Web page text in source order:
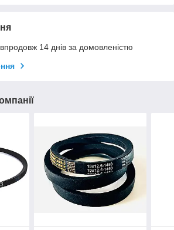
14 днів за домовленістю